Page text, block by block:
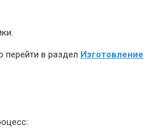
перейти в раздел Изготовление